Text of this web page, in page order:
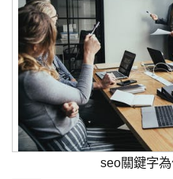
seo關鍵字